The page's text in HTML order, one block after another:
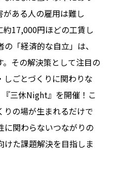
ある人の雇用は難し
約17,000円ほどの工賃し
「経済的な自立」は、
その解決策として注目の
しごとづくりに関わりな
三休Night』を開催！こ
の場が生まれるだけで
に関わらないつながりの
た課題解決を目指しま